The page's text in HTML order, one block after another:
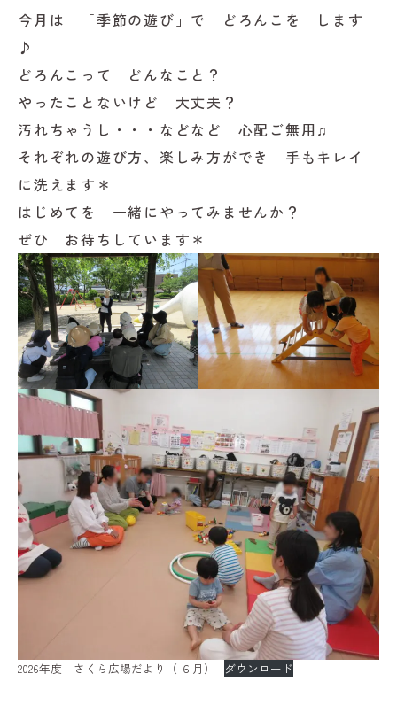
今月は 「季節の遊び」で どろんこを します
♪
どろんこって どんなこと？
やったことないけど 大丈夫？
汚れちゃうし・・・などなど 心配ご無用♫
それぞれの遊び方、楽しみ方ができ 手もキレイ
に洗えます＊
はじめてを 一緒にやってみませんか？
ぜひ お待ちしています＊
2026年度 さくら広場だより（ ６月） ダウンロード